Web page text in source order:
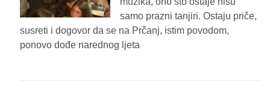
samo prazni tanjiri. Ostaju priče,
susreti i dogovor da se na Prčanj, istim povodom,
ponovo dođe narednog ljeta